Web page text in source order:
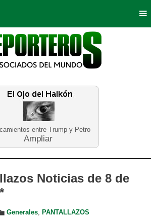
entre Trump y Petro
Ampliar
Opinión Bogotá
Planeta Tierra Deportes
Educación Neira
Noticias de 8 de
Generales, PANTALLAZOS